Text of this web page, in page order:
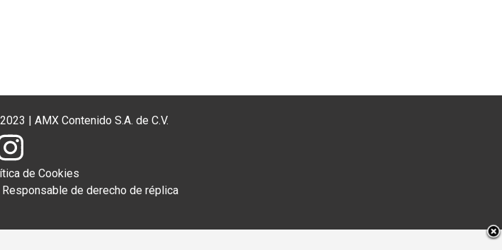
| AMX Contenido S.A. de C.V.
de Cookies
Responsable de derecho de réplica